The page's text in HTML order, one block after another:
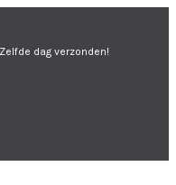
dag verzonden!